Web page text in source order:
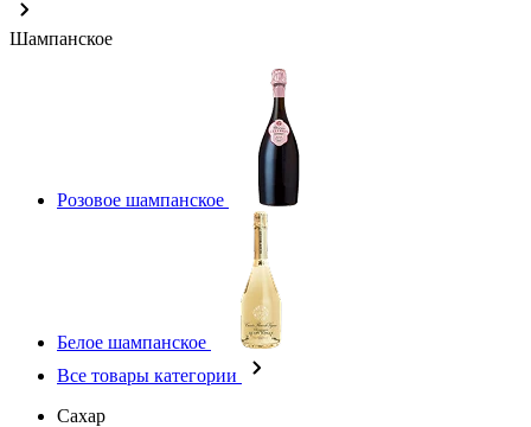
Шампанское
Розовое шампанское
Белое шампанское
Все товары категории
Сахар